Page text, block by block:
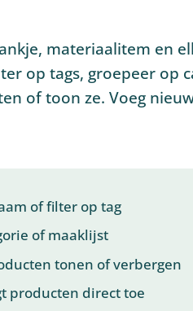
materiaalitem en
op tags, groepeer op
of toon ze. Voeg
of filter op tag
of maaklijst
tonen of verbergen
producten direct toe